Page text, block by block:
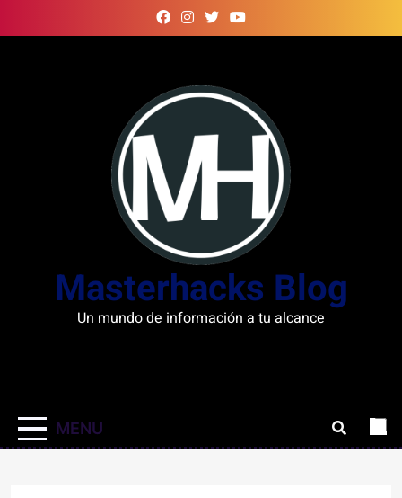
to
Masterhacks Blog
Un mundo de información a tu alcance
MENU